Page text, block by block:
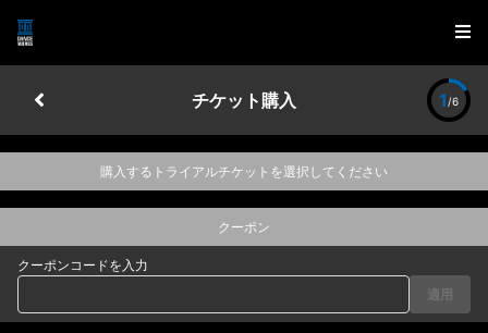
チケット購入 1 /6
購入するトライアルチケットを選択してください
クーポン
クーポンコードを入力
適用